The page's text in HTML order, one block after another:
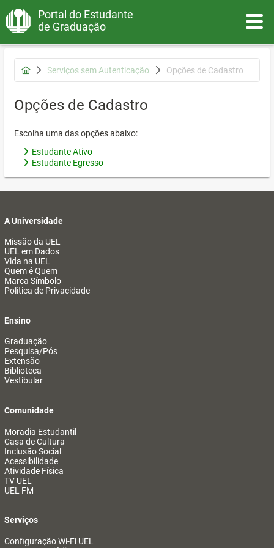
Portal do Estudante
de Graduação
Serviços sem Autenticação Opções de Cadastro
Opções de Cadastro
Escolha uma das opções abaixo:
Estudante Ativo
Estudante Egresso
A Universidade
Missão da UEL
UEL em Dados
Vida na UEL
Quem é Quem
Marca Símbolo
Política de Privacidade
Ensino
Graduação
Pesquisa/Pós
Extensão
Biblioteca
Vestibular
Comunidade
Moradia Estudantil
Casa de Cultura
Inclusão Social
Acessibilidade
Atividade Física
TV UEL
UEL FM
Serviços
Configuração Wi-Fi UEL